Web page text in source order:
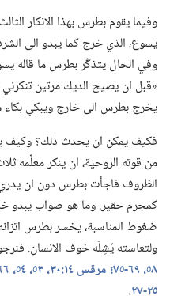
وفيما يقوم بطرس بهذا الانكار
يسوع،‏ الذي خرج كما يبدو الى
وفي الحال يتذكَّر بطرس ما قاله
«قبل ان يصيح الديك مرتين
يخرج بطرس الى خارج ويبكي بكاء
فكيف يمكن ان يحدث ذلك؟‏ وكيف
من قوته الروحية،‏ ان ينكر معلِّمه
الظروف فاجأت بطرس دون ان
كمجرم حقير.‏ وما هو صواب يبدو
ضغوط المناسبة،‏ يخسر بطرس
ولتعاسته يُشِلّه خوف الانسان.‏
٥٨،‏ ٦٩-‏٧٥؛‏ مرقس ١٤:‏​٣٠،‏ ٥٣،‏ ٥٤،‏
٢٥-‏٢٧
‏.‏